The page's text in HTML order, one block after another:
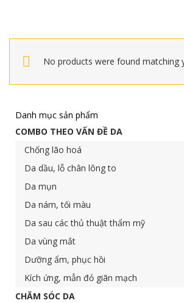
Danh mục sản phẩm
COMBO THEO VẤN ĐỀ DA
Chống lão hoá
Da dầu, lỗ chân lông to
Da mụn
Da nám, tối màu
Da sau các thủ thuật thẩm mỹ
Da vùng mắt
Dưỡng ẩm, phục hồi
Kích ứng, mẫn đỏ giãn mạch
CHĂM SÓC DA
No products were found matching